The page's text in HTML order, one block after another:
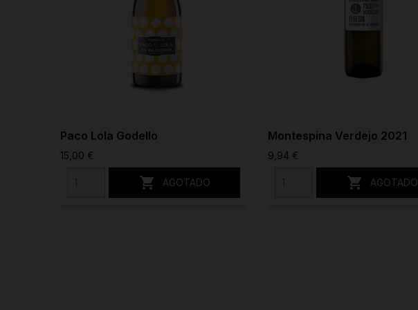
Paco Lola Godello
15,00 €
 AGOTADO
Montespina Verdejo 2021
9,94 €
 AGOTADO